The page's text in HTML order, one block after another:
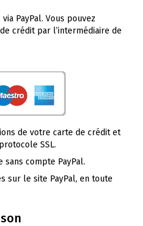
PayPal. Vous pouvez
crédit par l’intermédiaire de
de votre carte de crédit et
SSL.
compte PayPal.
sur le site PayPal, en toute